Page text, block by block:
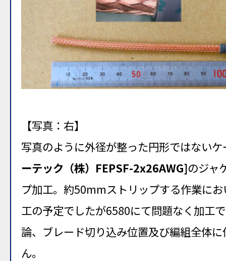
【写真：右】
写真のように外径が整った円形ではないケ
ーテック（株）FEPSF-2x26AWG]のジャ
プ加工。約50mmストリップする作業に
工の予定でしたが6580にて問題なく加工
論、ブレード切り込み位置及び編組全体
ん。